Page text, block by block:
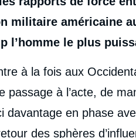
militaire américaine
l’homme le plus
à la fois aux
passage à l’acte, de
davantage en phase
des sphères